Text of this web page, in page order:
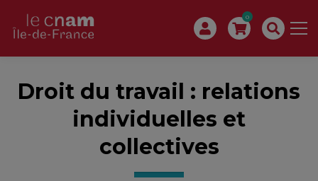
0
Droit du travail : relations
individuelles et
collectives